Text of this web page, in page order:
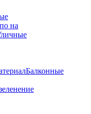
на
Балконные